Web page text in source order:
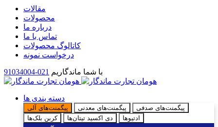
مقالات
محصولات
درباره ما
تماس با ما
کاتالوگ محصولات
درخواست نمونه
با شما ماندگاریم 021-91034004
دسته بندی ها
پیگمنت‌های آلی پیگمنت‌های معدنی
پیگمنت‌های صدفی
کربن بلک‌ها
دی اکسید تیتان‌ها ادتیو‌ها